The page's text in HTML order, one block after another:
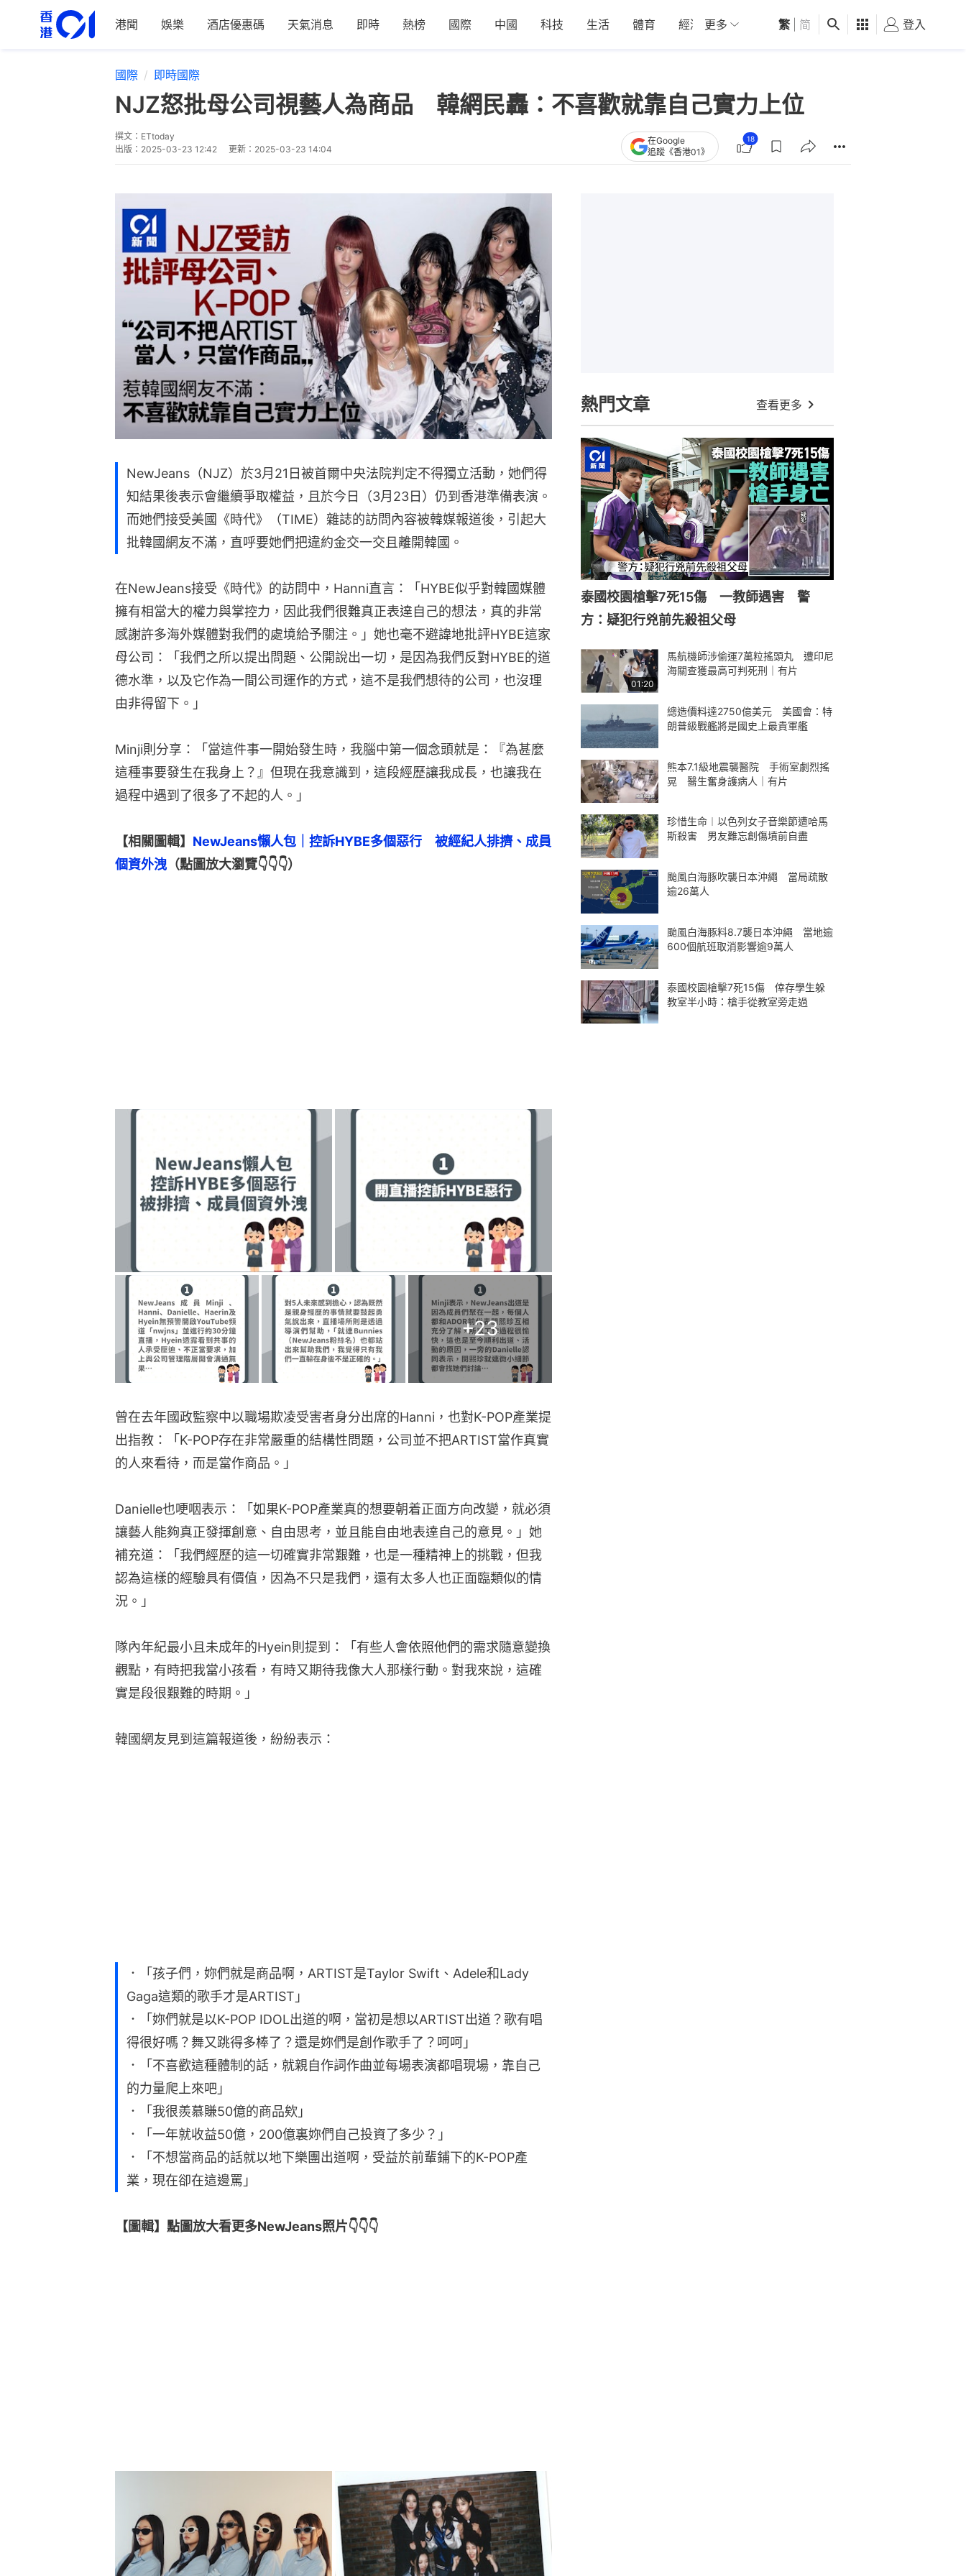
港聞 娛樂 酒店優惠碼 天氣消息 即時 熱榜 國際 中國 科技 生活 體育 經濟 01深圳 觀點 健康 好食玩飛
更多 繁 简 登入
國際 即時國際
NJZ怒批母公司視藝人為商品 韓網民轟：不喜歡就靠自己實力上位
撰文： ETtoday
出版： 2025-03-23 12:42 更新： 2025-03-23 14:04
在Google
追蹤《香港01》
18
NewJeans（NJZ）於3月21日被首爾中央法院判定不得獨立活動，她們得
知結果後表示會繼續爭取權益，且於今日（3月23日）仍到香港準備表演。
而她們接受美國《時代》（TIME）雜誌的訪問內容被韓媒報道後，引起大
批韓國網友不滿，直呼要她們把違約金交一交且離開韓國。
在NewJeans接受《時代》的訪問中，Hanni直言：「HYBE似乎對韓國媒體
擁有相當大的權力與掌控力，因此我們很難真正表達自己的想法，真的非常
感謝許多海外媒體對我們的處境給予關注。」她也毫不避諱地批評HYBE這家
母公司：「我們之所以提出問題、公開說出一切，是因為我們反對HYBE的道
德水準，以及它作為一間公司運作的方式，這不是我們想待的公司，也沒理
由非得留下。」
Minji則分享：「當這件事一開始發生時，我腦中第一個念頭就是：『為甚麼
這種事要發生在我身上？』但現在我意識到，這段經歷讓我成長，也讓我在
過程中遇到了很多了不起的人。」
【相關圖輯】 NewJeans懶人包｜控訴HYBE多個惡行　被經紀人排擠、成員
個資外洩 （點圖放大瀏覽👇👇👇）
+23
曾在去年國政監察中以職場欺凌受害者身分出席的Hanni，也對K-POP產業提
出指教：「K-POP存在非常嚴重的結構性問題，公司並不把ARTIST當作真實
的人來看待，而是當作商品。」
Danielle也哽咽表示：「如果K-POP產業真的想要朝着正面方向改變，就必須
讓藝人能夠真正發揮創意、自由思考，並且能自由地表達自己的意見。」她
補充道：「我們經歷的這一切確實非常艱難，也是一種精神上的挑戰，但我
認為這樣的經驗具有價值，因為不只是我們，還有太多人也正面臨類似的情
況。」
隊內年紀最小且未成年的Hyein則提到：「有些人會依照他們的需求隨意變換
觀點，有時把我當小孩看，有時又期待我像大人那樣行動。對我來說，這確
實是段很艱難的時期。」
韓國網友見到這篇報道後，紛紛表示：
．「孩子們，妳們就是商品啊，ARTIST是Taylor Swift、Adele和Lady
Gaga這類的歌手才是ARTIST」
．「妳們就是以K-POP IDOL出道的啊，當初是想以ARTIST出道？歌有唱
得很好嗎？舞又跳得多棒了？還是妳們是創作歌手了？呵呵」
．「不喜歡這種體制的話，就親自作詞作曲並每場表演都唱現場，靠自己
的力量爬上來吧」
．「我很羨慕賺50億的商品欸」
．「一年就收益50億，200億裏妳們自己投資了多少？」
．「不想當商品的話就以地下樂團出道啊，受益於前輩鋪下的K-POP產
業，現在卻在這邊罵」
【圖輯】點圖放大看更多NewJeans照片👇👇👇
熱門文章 查看更多
泰國校園槍擊7死15傷 一教師遇害 警
方：疑犯行兇前先殺祖父母
01:20
馬航機師涉偷運7萬粒搖頭丸 遭印尼
海關查獲最高可判死刑｜有片
總造價料達2750億美元 美國會：特
朗普級戰艦將是國史上最貴軍艦
熊本7.1級地震襲醫院 手術室劇烈搖
晃 醫生奮身護病人｜有片
珍惜生命︱以色列女子音樂節遭哈馬
斯殺害 男友難忘創傷墳前自盡
颱風白海豚吹襲日本沖繩 當局疏散
逾26萬人
颱風白海豚料8.7襲日本沖繩 當地逾
600個航班取消影響逾9萬人
泰國校園槍擊7死15傷 倖存學生躲
教室半小時：槍手從教室旁走過